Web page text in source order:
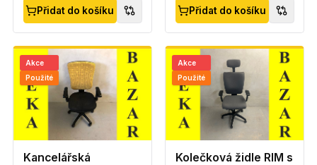
Přidat do košíku Přidat do košíku
Akce
Použité
Kancelářská
Akce
Použité
Kolečková židle RIM s